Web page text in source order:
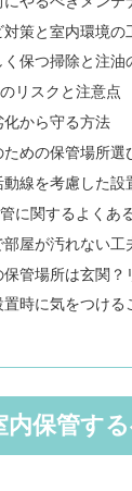
策と室内環境の
保つ掃除と注油
リスクと注意点
から守る方法
ための保管場所選
線を考慮した設
に関するよくあ
屋が汚れない工
管場所は玄関？
時に気をつける
内保管す